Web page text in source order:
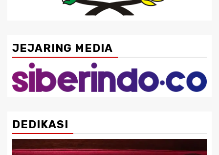
JEJARING MEDIA
DEDIKASI